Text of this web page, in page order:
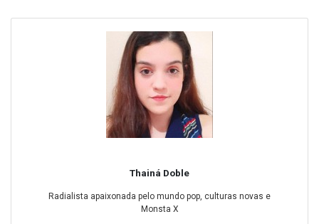
Thainá Doble
Radialista apaixonada pelo mundo pop, culturas novas e
Monsta X